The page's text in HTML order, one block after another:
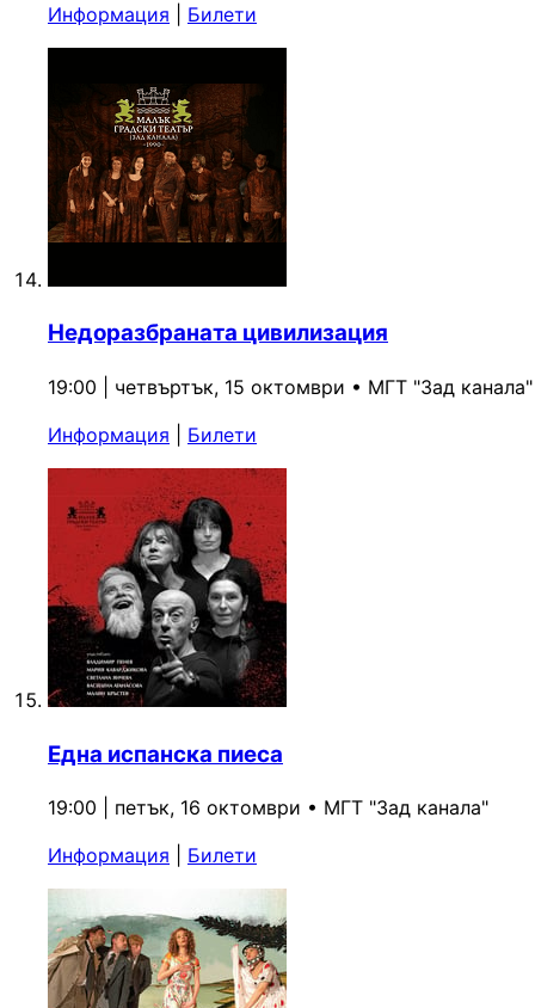
Информация
Билети
Недоразбраната цивилизация
19:00 | четвъртък, 15 октомври • МГТ "Зад канала"
Информация
Билети
Една испанска пиеса
19:00 | петък, 16 октомври • МГТ "Зад канала"
Информация
Билети